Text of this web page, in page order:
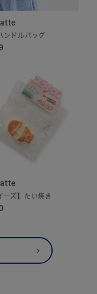
ンドルバッグ
ーズ】たい焼き